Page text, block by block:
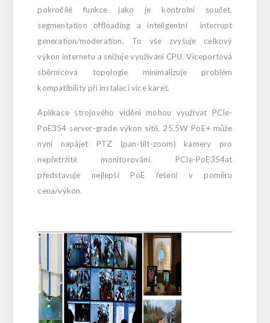
pokročilé funkce jako je kontrolní součet,
segmentation offloading a inteligentní
interrupt
generation/moderation. To vše zvyšuje celkový
výkon internetu a snížuje využívání CPU. Víceportová
sběrnicová topologie minimalizuje problém
kompatibility při instalaci více karet.
Aplikace strojového vidění mohou využívat PCIe-
PoE354 server-grade výkon sítě. 25.5W PoE+ může
nyní napájet PTZ (pan-tilt-zoom) kamery pro
nepřetržité monitorování. PCIe-PoE354at
představuje nejlepší PoE řešení v poměru
cena/výkon.